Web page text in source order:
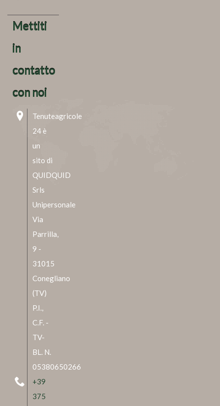
Mettiti
in
contatto
con noi
Tenuteagricole
24 è
un
sito di
QUIDQUID
Srls
Unipersonale
Via
Parrilla,
9 -
31015
Conegliano
(TV)
P.I.,
C.F. -
TV-
BL. N.
05380650266
+39
375